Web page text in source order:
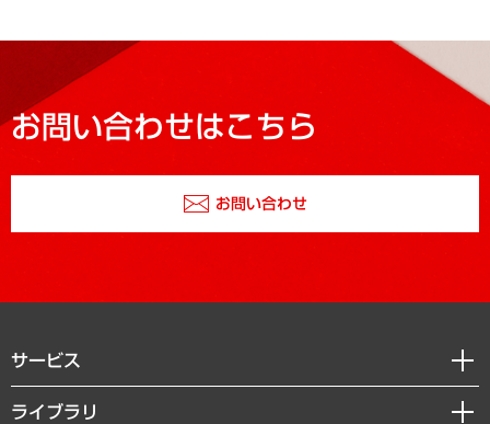
お問い合わせはこちら
お問い合わせ
サービス
経営戦略
ライブラリ